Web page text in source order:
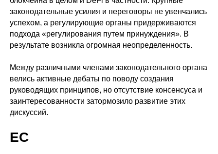
законодательные усилия и переговоры не увенчались
успехом, а регулирующие органы придерживаются
подхода «регулирования путем принуждения». В
результате возникла огромная неопределенность.
Между различными членами законодательного органа
велись активные дебаты по поводу создания
руководящих принципов, но отсутствие консенсуса и
заинтересованности затормозило развитие этих
дискуссий.
ЕС